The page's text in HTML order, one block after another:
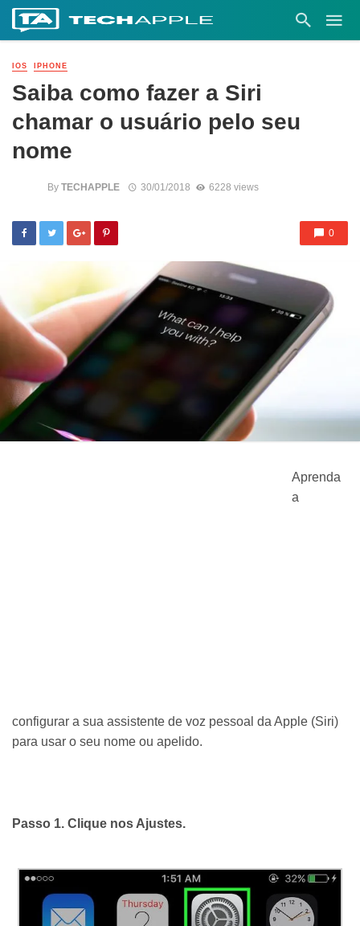
IOS IPHONE
Saiba como fazer a Siri
chamar o usuário pelo seu
nome
By TECHAPPLE 30/01/2018 6228 views
0
Aprenda
a
configurar a sua assistente de voz pessoal da Apple (Siri)
para usar o seu nome ou apelido.
Passo 1. Clique nos Ajustes.